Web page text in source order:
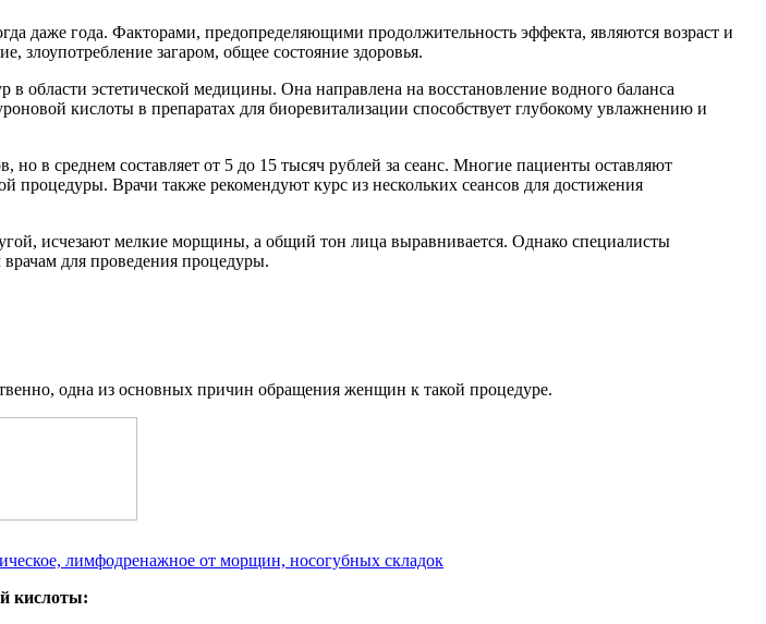
даже года. Факторами, предопределяющими продолжительность эффекта, являются возраст и
злоупотребление загаром, общее состояние здоровья.
области эстетической медицины. Она направлена на восстановление водного баланса
кислоты в препаратах для биоревитализации способствует глубокому увлажнению и
в среднем составляет от 5 до 15 тысяч рублей за сеанс. Многие пациенты оставляют
Врачи также рекомендуют курс из нескольких сеансов для достижения
исчезают мелкие морщины, а общий тон лица выравнивается. Однако специалисты
для проведения процедуры.
одна из основных причин обращения женщин к такой процедуре.
лимфодренажное от морщин, носогубных складок
кислоты: